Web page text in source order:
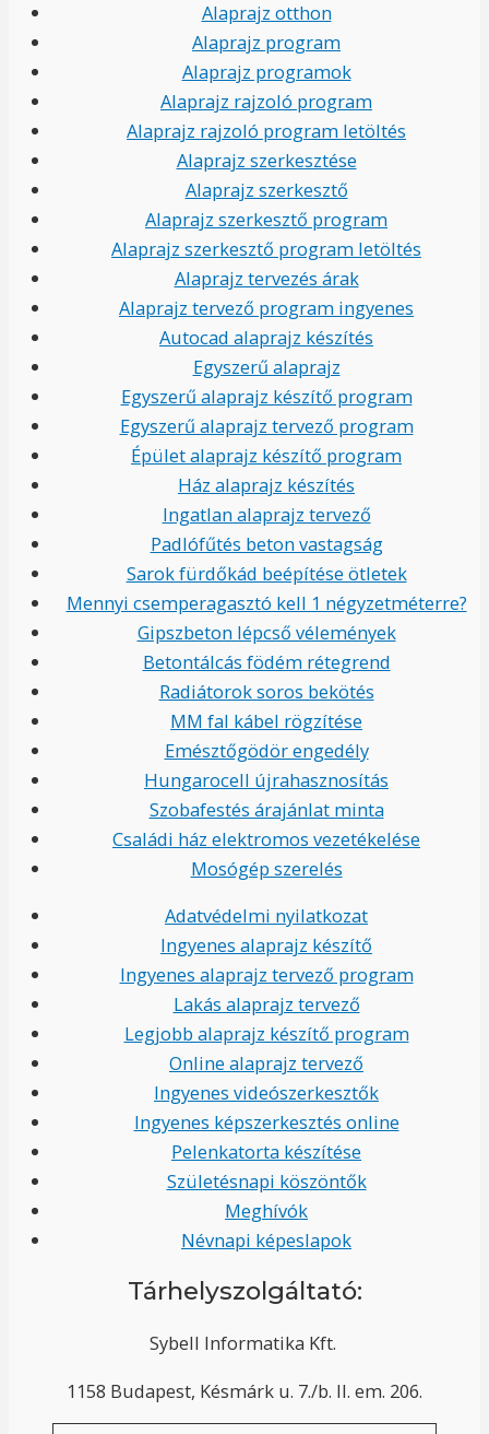
Alaprajz otthon
Alaprajz program
Alaprajz programok
Alaprajz rajzoló program
Alaprajz rajzoló program letöltés
Alaprajz szerkesztése
Alaprajz szerkesztő
Alaprajz szerkesztő program
Alaprajz szerkesztő program letöltés
Alaprajz tervezés árak
Alaprajz tervező program ingyenes
Autocad alaprajz készítés
Egyszerű alaprajz
Egyszerű alaprajz készítő program
Egyszerű alaprajz tervező program
Épület alaprajz készítő program
Ház alaprajz készítés
Ingatlan alaprajz tervező
Padlófűtés beton vastagság
Sarok fürdőkád beépítése ötletek
Mennyi csemperagasztó kell 1 négyzetméterre?
Gipszbeton lépcső vélemények
Betontálcás födém rétegrend
Radiátorok soros bekötés
MM fal kábel rögzítése
Emésztőgödör engedély
Hungarocell újrahasznosítás
Szobafestés árajánlat minta
Családi ház elektromos vezetékelése
Mosógép szerelés
Adatvédelmi nyilatkozat
Ingyenes alaprajz készítő
Ingyenes alaprajz tervező program
Lakás alaprajz tervező
Legjobb alaprajz készítő program
Online alaprajz tervező
Ingyenes videószerkesztők
Ingyenes képszerkesztés online
Pelenkatorta készítése
Születésnapi köszöntők
Meghívók
Névnapi képeslapok
Tárhelyszolgáltató:
Sybell Informatika Kft.
1158 Budapest, Késmárk u. 7./b. II. em. 206.